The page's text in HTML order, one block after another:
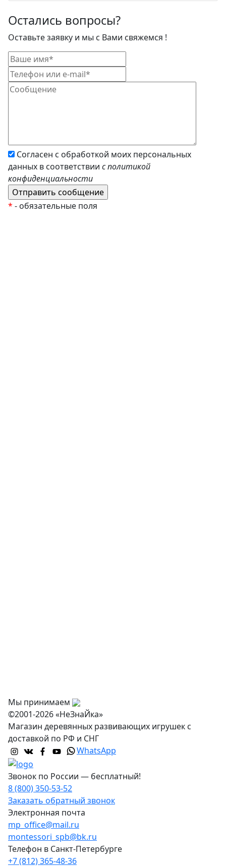
Остались вопросы?
Оставьте заявку и мы с Вами свяжемся !
Согласен с обработкой моих персональных
данных в соответствии с политикой
конфиденциальности
* - обязательные поля
Мы принимаем
©2001-2026 «НеЗнаЙка»
Магазин деревянных развивающих игрушек с
доставкой по РФ и СНГ
WhatsApp
Звонок по России — бесплатный!
8 (800) 350-53-52
Заказать обратный звонок
Электронная почта
mp_office@mail.ru
montessori_spb@bk.ru
Телефон в Санкт-Петербурге
+7 (812) 365-48-36